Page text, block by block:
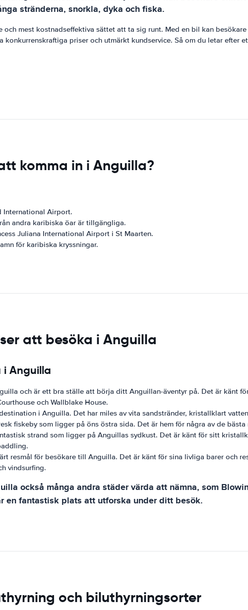
stränderna, snorkla, dyka och fiska.
mest kostnadseffektiva sättet att ta sig runt. Med en bil kan
priser och utmärkt kundservice. Så om du letar efter
komma in i Anguilla?
International Airport.
andra karibiska öar är tillgängliga.
Juliana International Airport i St Maarten.
för karibiska kryssningar.
att besöka i Anguilla
i Anguilla
och är ett bra ställe att börja ditt Anguillan-äventyr på. Det är känt
och Wallblake House.
i Anguilla. Det har miles av vita sandstränder, kristallklart
fiskeby som ligger på öns östra sida. Det är hem för några av de
strand som ligger på Anguillas sydkust. Det är känt för sitt
resmål för besökare till Anguilla. Det är känt för sina livliga barer och
vindsurfing.
också många andra städer värda att nämna, som
en fantastisk plats att utforska under ditt besök.
och biluthyrningsorter